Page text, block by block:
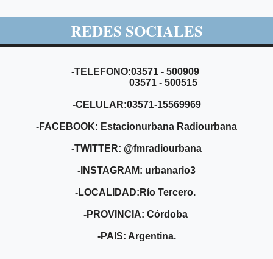
REDES SOCIALES
-TELEFONO:03571 - 500909
03571 - 500515
-CELULAR:03571-15569969
-FACEBOOK: Estacionurbana Radiourbana
-TWITTER: @fmradiourbana
-INSTAGRAM: urbanario3
-LOCALIDAD:Río Tercero.
-PROVINCIA: Córdoba
-PAIS: Argentina.